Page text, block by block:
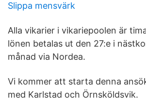
Slippa mensvärk
Alla vikarier i vikariepoolen är
lönen betalas ut den 27:e i
månad via Nordea.
Vi kommer att starta denna
med Karlstad och Örnsköldsvik.